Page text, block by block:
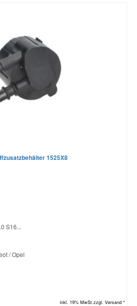
1525X8
S16...
/ Opel
inkl. 19% MwSt.zzgl. Versand *